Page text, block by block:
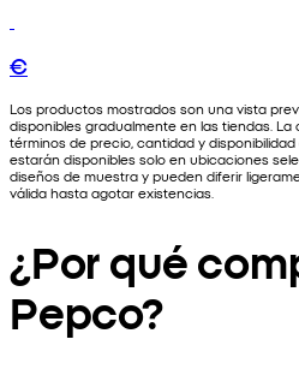
€
Los productos mostrados son una vista
disponibles gradualmente en las tiendas.
términos de precio, cantidad y
estarán disponibles solo en ubicaciones
diseños de muestra y pueden diferir
válida hasta agotar existencias.
¿Por qué
Pepco?